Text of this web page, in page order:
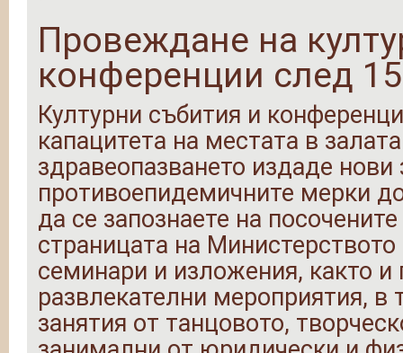
Провеждане на
конференции след
Културни събития и
капацитета на местата в
здравеопазването издаде
противоепидемичните мерки
да се запознаете на
страницата на
семинари и изложения, както
развлекателни мероприятия, в
занятия от танцовото,